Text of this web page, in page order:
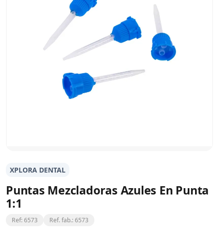
XPLORA DENTAL
Puntas Mezcladoras Azules En Punta
1:1
Ref: 6573 Ref. fab.: 6573